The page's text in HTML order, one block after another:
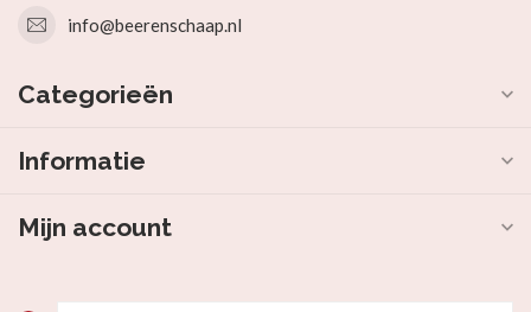
info@beerenschaap.nl
Categorieën
Informatie
Mijn account